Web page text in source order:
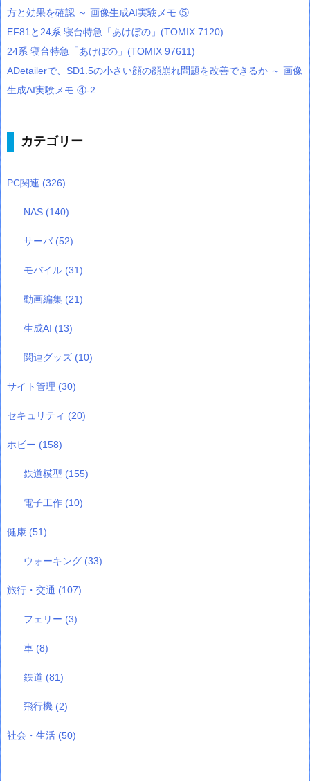
方と効果を確認 ～ 画像生成AI実験メモ ⑤
EF81と24系 寝台特急「あけぼの」(TOMIX 7120)
24系 寝台特急「あけぼの」(TOMIX 97611)
ADetailerで、SD1.5の小さい顔の顔崩れ問題を改善できるか ～ 画像
生成AI実験メモ ④-2
カテゴリー
PC関連 (326)
NAS (140)
サーバ (52)
モバイル (31)
動画編集 (21)
生成AI (13)
関連グッズ (10)
サイト管理 (30)
セキュリティ (20)
ホビー (158)
鉄道模型 (155)
電子工作 (10)
健康 (51)
ウォーキング (33)
旅行・交通 (107)
フェリー (3)
車 (8)
鉄道 (81)
飛行機 (2)
社会・生活 (50)